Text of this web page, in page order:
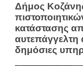
Δήμος
κατάστασης
αυτεπάγγελτη
δημόσιες